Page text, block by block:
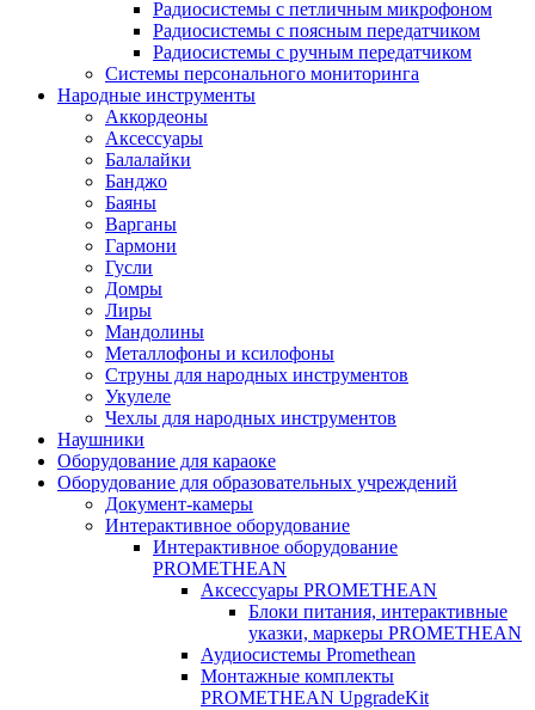
Радиосистемы с петличным микрофоном
Радиосистемы с поясным передатчиком
Радиосистемы с ручным передатчиком
Системы персонального мониторинга
Народные инструменты
Аккордеоны
Аксессуары
Балалайки
Банджо
Баяны
Варганы
Гармони
Гусли
Домры
Лиры
Мандолины
Металлофоны и ксилофоны
Струны для народных инструментов
Укулеле
Чехлы для народных инструментов
Наушники
Оборудование для караоке
Оборудование для образовательных учреждений
Документ-камеры
Интерактивное оборудование
Интерактивное оборудование
PROMETHEAN
Аксессуары PROMETHEAN
Блоки питания, интерактивные
указки, маркеры PROMETHEAN
Аудиосистемы Promethean
Монтажные комплекты
PROMETHEAN UpgradeKit